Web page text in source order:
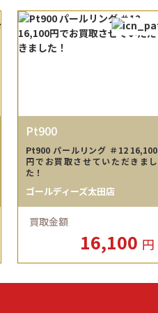
Pt900
Pt900 パールリング ＃12 16,100
円でお買取させていただきまし
た！
ゴールディーズ太田店
買取金額
16,100 円